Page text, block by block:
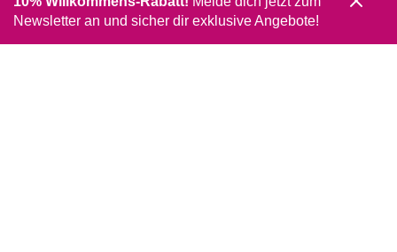
Newsletter an und sicher dir exklusive Angebote!